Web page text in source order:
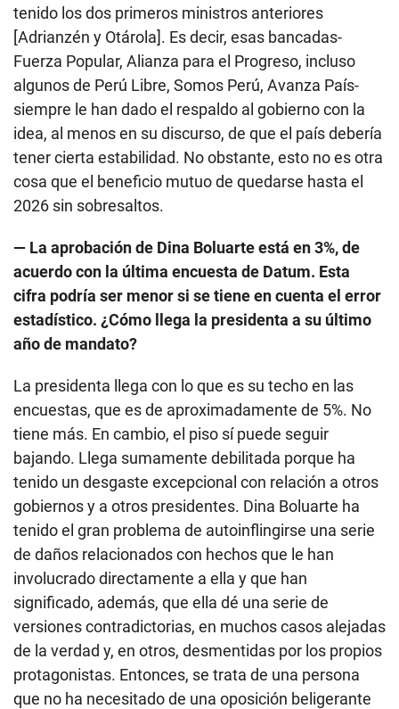
tenido los dos primeros ministros anteriores
[Adrianzén y Otárola]. Es decir, esas bancadas-
Fuerza Popular, Alianza para el Progreso, incluso
algunos de Perú Libre, Somos Perú, Avanza País-
siempre le han dado el respaldo al gobierno con la
idea, al menos en su discurso, de que el país debería
tener cierta estabilidad. No obstante, esto no es otra
cosa que el beneficio mutuo de quedarse hasta el
2026 sin sobresaltos.
— La aprobación de Dina Boluarte está en 3%, de
acuerdo con la última encuesta de Datum. Esta
cifra podría ser menor si se tiene en cuenta el error
estadístico. ¿Cómo llega la presidenta a su último
año de mandato?
La presidenta llega con lo que es su techo en las
encuestas, que es de aproximadamente de 5%. No
tiene más. En cambio, el piso sí puede seguir
bajando. Llega sumamente debilitada porque ha
tenido un desgaste excepcional con relación a otros
gobiernos y a otros presidentes. Dina Boluarte ha
tenido el gran problema de autoinflingirse una serie
de daños relacionados con hechos que le han
involucrado directamente a ella y que han
significado, además, que ella dé una serie de
versiones contradictorias, en muchos casos alejadas
de la verdad y, en otros, desmentidas por los propios
protagonistas. Entonces, se trata de una persona
que no ha necesitado de una oposición beligerante